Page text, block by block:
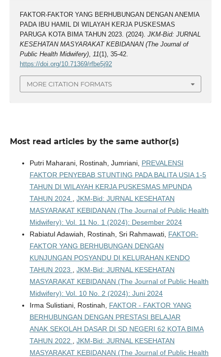
FAKTOR-FAKTOR YANG BERHUBUNGAN DENGAN ANEMIA
PADA IBU HAMIL DI WILAYAH KERJA PUSKESMAS
PARUGA KOTA BIMA TAHUN 2023. (2024). JKM-Bid: JURNAL
KESEHATAN MASYARAKAT KEBIDANAN (The Journal of
Public Health Midwifery), 11(1), 35-42.
https://doi.org/10.71369/rfbe5j92
MORE CITATION FORMATS
Most read articles by the same author(s)
Putri Maharani, Rostinah, Jumriani, PREVALENSI
FAKTOR PENYEBAB STUNTING PADA BALITA USIA 1-5
TAHUN DI WILAYAH KERJA PUSKESMAS MPUNDA
TAHUN 2024
JKM-Bid: JURNAL KESEHATAN
MASYARAKAT KEBIDANAN (The Journal of Public Health
Midwifery): Vol. 11 No. 1 (2024): Desember 2024
Rabiatul Adawiah, Rostinah, Sri Rahmawati, FAKTOR-
FAKTOR YANG BERHUBUNGAN DENGAN
KUNJUNGAN POSYANDU DI KELURAHAN KENDO
TAHUN 2023
JKM-Bid: JURNAL KESEHATAN
MASYARAKAT KEBIDANAN (The Journal of Public Health
Midwifery): Vol. 10 No. 2 (2024): Juni 2024
Irma Sulistiani, Rostinah, FAKTOR - FAKTOR YANG
BERHUBUNGAN DENGAN PRESTASI BELAJAR
ANAK SEKOLAH DASAR DI SD NEGERI 62 KOTA BIMA
TAHUN 2022
JKM-Bid: JURNAL KESEHATAN
MASYARAKAT KEBIDANAN (The Journal of Public Health